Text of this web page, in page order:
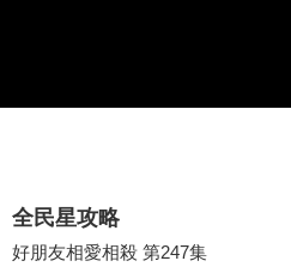
全民星攻略
好朋友相愛相殺 第247集